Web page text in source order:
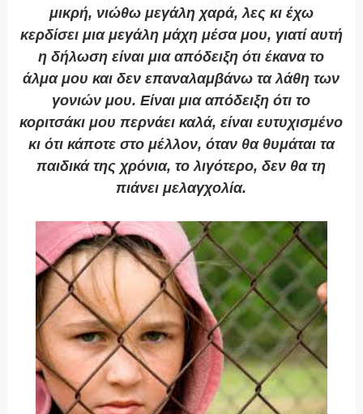
μικρή, νιώθω μεγάλη χαρά, λες κι έχω
κερδίσει μια μεγάλη μάχη μέσα μου, γιατί αυτή
η δήλωση είναι μια απόδειξη ότι έκανα το
άλμα μου και δεν επαναλαμβάνω τα λάθη των
γονιών μου. Είναι μια απόδειξη ότι το
κοριτσάκι μου περνάει καλά, είναι ευτυχισμένο
κι ότι κάποτε στο μέλλον, όταν θα θυμάται τα
παιδικά της χρόνια, το λιγότερο, δεν θα τη
πιάνει μελαγχολία.